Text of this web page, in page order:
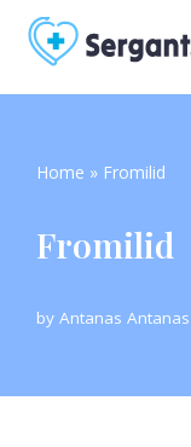
Skip
to
Home » Fromilid
Fromilid
by Antanas Antanas